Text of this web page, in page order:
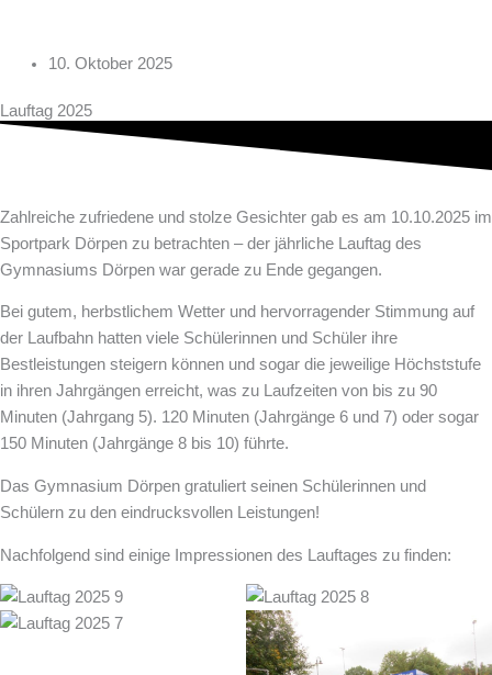
10. Oktober 2025
Lauftag 2025
Zahlreiche zufriedene und stolze Gesichter gab es am 10.10.2025 im
Sportpark Dörpen zu betrachten – der jährliche Lauftag des
Gymnasiums Dörpen war gerade zu Ende gegangen.
Bei gutem, herbstlichem Wetter und hervorragender Stimmung auf
der Laufbahn hatten viele Schülerinnen und Schüler ihre
Bestleistungen steigern können und sogar die jeweilige Höchststufe
in ihren Jahrgängen erreicht, was zu Laufzeiten von bis zu 90
Minuten (Jahrgang 5). 120 Minuten (Jahrgänge 6 und 7) oder sogar
150 Minuten (Jahrgänge 8 bis 10) führte.
Das Gymnasium Dörpen gratuliert seinen Schülerinnen und
Schülern zu den eindrucksvollen Leistungen!
Nachfolgend sind einige Impressionen des Lauftages zu finden: